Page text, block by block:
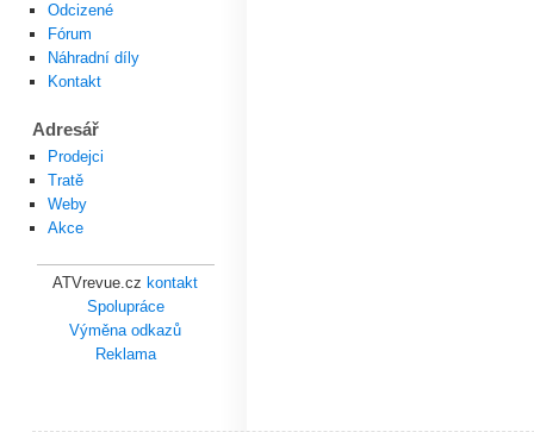
Odcizené
Fórum
Náhradní díly
Kontakt
Adresář
Prodejci
Tratě
Weby
Akce
ATVrevue.cz kontakt
Spolupráce
Výměna odkazů
Reklama